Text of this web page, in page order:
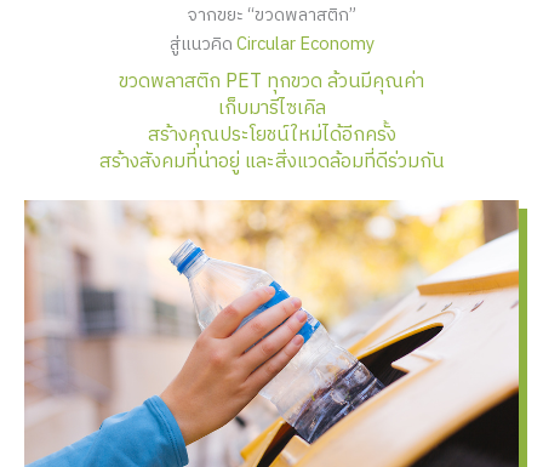
จากขยะ “ขวดพลาสติก”
สู่แนวคิดCircular Economy
ขวดพลาสติก PET ทุกขวด ล้วนมีคุณค่า
เก็บมารีไซเคิล
สร้างคุณประโยชน์ใหม่ได้อีกครั้ง
สร้างสังคมที่น่าอยู่ และสิ่งแวดล้อมที่ดีร่วมกัน